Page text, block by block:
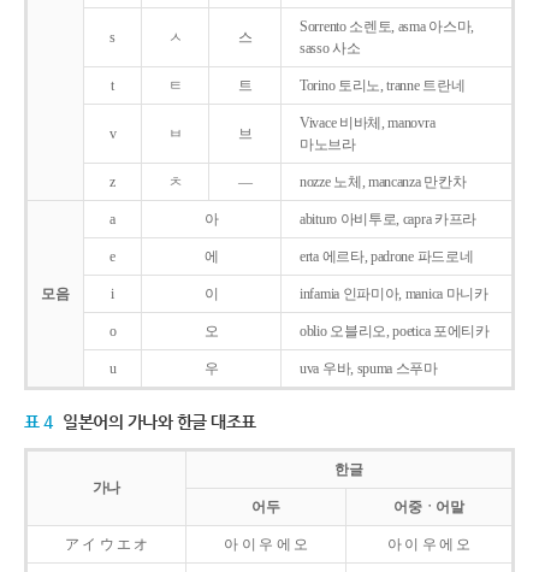
s ㅅ 스
Sorrento 소렌토, asma 아스마,
sasso 사소
t ㅌ 트 Torino 토리노, tranne 트란네
v ㅂ 브
Vivace 비바체, manovra
마노브라
z ㅊ ― nozze 노체, mancanza 만칸차
모음
a 아 abituro 아비투로, capra 카프라
e 에 erta 에르타, padrone 파드로네
i 이 infamia 인파미아, manica 마니카
o 오 oblio 오블리오, poetica 포에티카
u 우 uva 우바, spuma 스푸마
표 4 일본어의 가나와 한글 대조표
가나
한글
어두 어중ㆍ어말
ア イ ウ エ オ 아 이 우 에 오 아 이 우 에 오